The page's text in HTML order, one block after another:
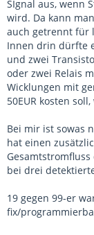
SIgnal aus, wenn
wird. Da kann
auch getrennt für
Innen drin dürfte
und zwei
oder zwei Relais
Wicklungen mit
50EUR kosten
Bei mir ist sowas
hat einen
bei drei
19 gegen 99-er
fix/